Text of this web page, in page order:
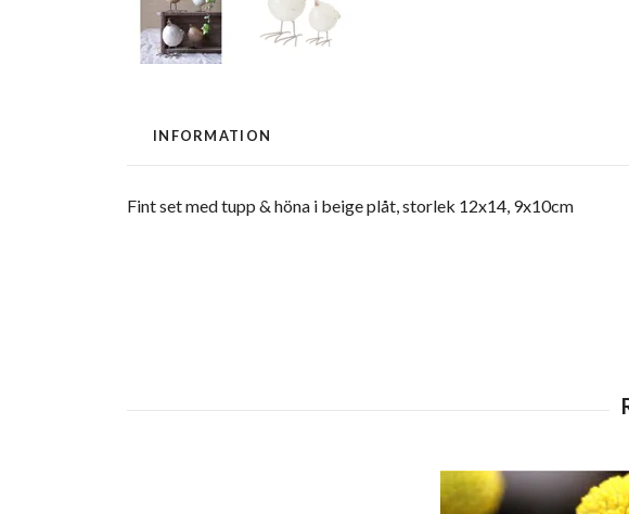
INFORMATION
Fint set med tupp & höna i beige plåt, storlek 12x14, 9x10cm